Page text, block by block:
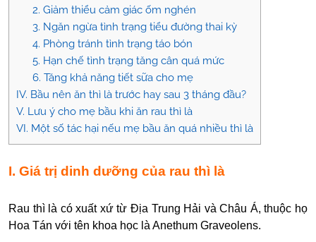
2. Giảm thiểu cảm giác ốm nghén
3. Ngăn ngừa tình trạng tiểu đường thai kỳ
4. Phòng tránh tình trạng táo bón
5. Hạn chế tình trạng tăng cân quá mức
6. Tăng khả năng tiết sữa cho mẹ
IV. Bầu nên ăn thì là trước hay sau 3 tháng đầu?
V. Lưu ý cho mẹ bầu khi ăn rau thì là
VI. Một số tác hại nếu mẹ bầu ăn quá nhiều thì là
I. Giá trị dinh dưỡng của rau thì là
Rau thì là có xuất xứ từ Địa Trung Hải và Châu Á, thuộc họ
Hoa Tán với tên khoa học là Anethum Graveolens.